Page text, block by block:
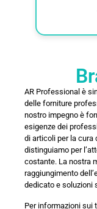
AR Professional è
delle forniture
nostro impegno è
esigenze dei
di articoli per la cura
distinguiamo per
costante. La nostra
raggiungimento
dedicato e soluzioni
Per informazioni sui